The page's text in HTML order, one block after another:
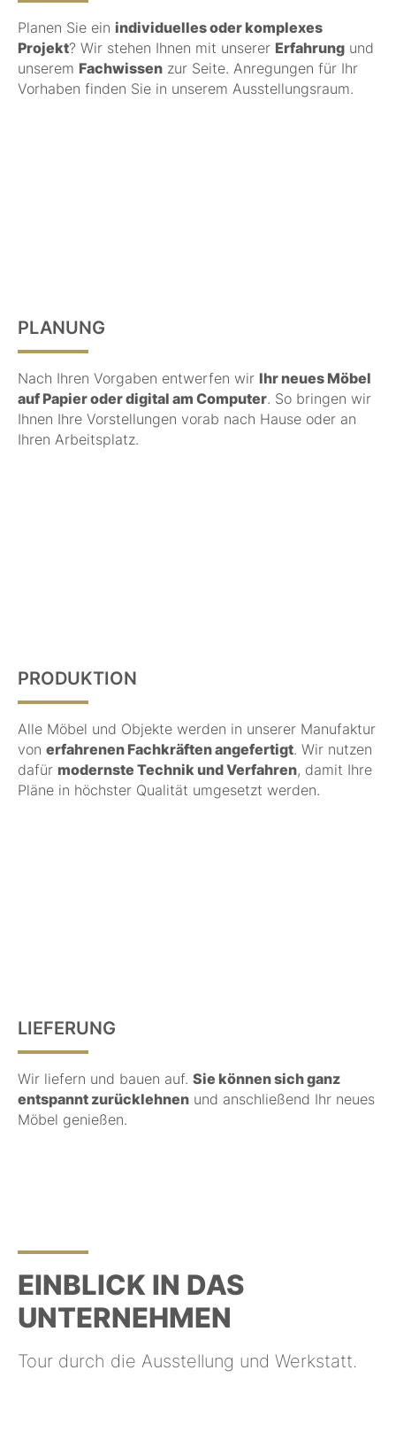
Planen Sie ein individuelles oder komplexes
Projekt? Wir stehen Ihnen mit unserer Erfahrungund
unserem Fachwissenzur Seite. Anregungen für Ihr
Vorhaben finden Sie in unserem Ausstellungsraum.
PLANUNG
Nach Ihren Vorgaben entwerfen wir Ihr neues Möbel
auf Papier oder digital am Computer. So bringen wir
Ihnen Ihre Vorstellungen vorab nach Hause oder an
Ihren Arbeitsplatz.
PRODUKTION
Alle Möbel und Objekte werden in unserer Manufaktur
von erfahrenen Fachkräften angefertigt. Wir nutzen
dafür modernste Technik und Verfahren, damit Ihre
Pläne in höchster Qualität umgesetzt werden.
LIEFERUNG
Wir liefern und bauen auf. Sie können sich ganz
entspannt zurücklehnenund anschließend Ihr neues
Möbel genießen.
EINBLICK IN DAS
UNTERNEHMEN
Tour durch die Ausstellung und Werkstatt.